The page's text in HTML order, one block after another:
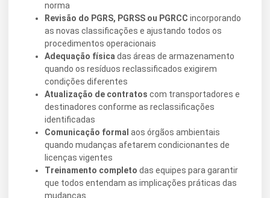
norma
Revisão do PGRS, PGRSS ou PGRCC incorporando
as novas classificações e ajustando todos os
procedimentos operacionais
Adequação físicadas áreas de armazenamento
quando os resíduos reclassificados exigirem
condições diferentes
Atualização de contratos com transportadores e
destinadores conforme as reclassificações
identificadas
Comunicação formal aos órgãos ambientais
quando mudanças afetarem condicionantes de
licenças vigentes
Treinamento completo das equipes para garantir
que todos entendam as implicações práticas das
mudanças